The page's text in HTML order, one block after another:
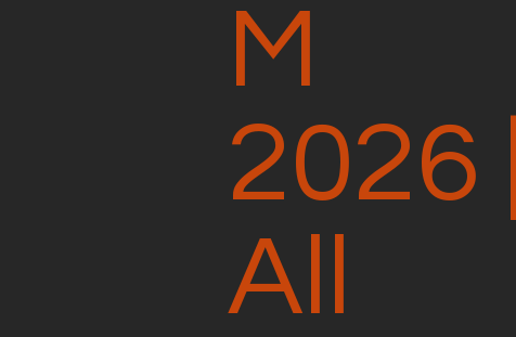
M
2026 |
All